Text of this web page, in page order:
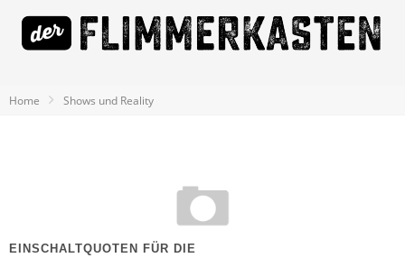
Home Shows und Reality
EINSCHALTQUOTEN FÜR DIE